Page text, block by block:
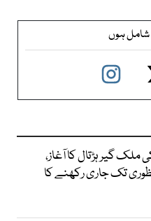
ہوں
ملک گیر ہڑتال کا آغاز،
تک جاری رکھنے کا